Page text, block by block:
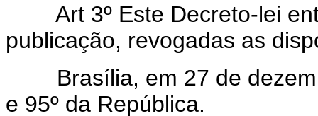
Art 3º Este Decreto-lei
publicação, revogadas as
Brasília, em 27 de
e 95º da República.